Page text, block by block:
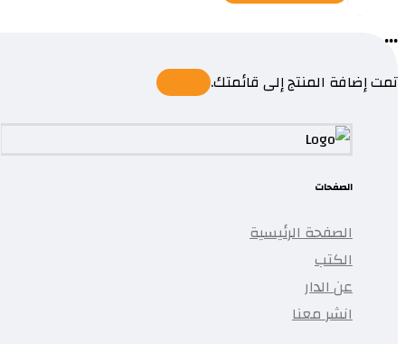
...
تمت إضافة المنتج إلى قائمتك.
الصفحات
الصفحة الرئيسية
الكتب
عن الدار
انشر معنا